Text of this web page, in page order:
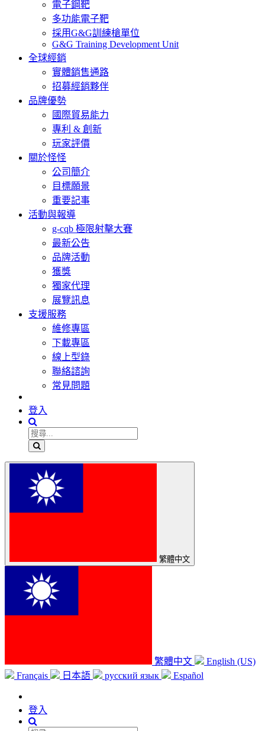
電子鋼靶
多功能電子靶
採用G&G訓練槍單位
G&G Training Development Unit
全球經銷
實體銷售通路
招募經銷夥伴
品牌優勢
國際貿易能力
專利 & 創新
玩家評價
關於怪怪
公司簡介
目標願景
重要記事
活動與報導
g-cqb 極限射擊大賽
最新公告
品牌活動
獲獎
獨家代理
展覽訊息
支援服務
維修專區
下載專區
線上型錄
聯絡諮詢
常見問題
登入
繁體中文
繁體中文
English (US)
Français
日本語 русский язык Español
登入